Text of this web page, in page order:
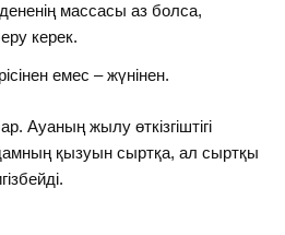
массасы аз болса,
керек.
емес – жүнінен.
Ауаның жылу өткізгіштігі
қызуын сыртқа, ал сыртқы